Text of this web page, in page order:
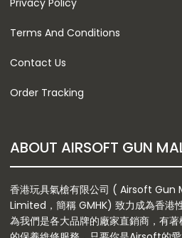
Terms And Conditions
Contact Us
Order Tracking
香港玩具氣槍有限公司 ( Airsoft Gun
Limited，簡稱 GMHK) 致力成為香港
為我們是各大品牌的廠家直銷商，有